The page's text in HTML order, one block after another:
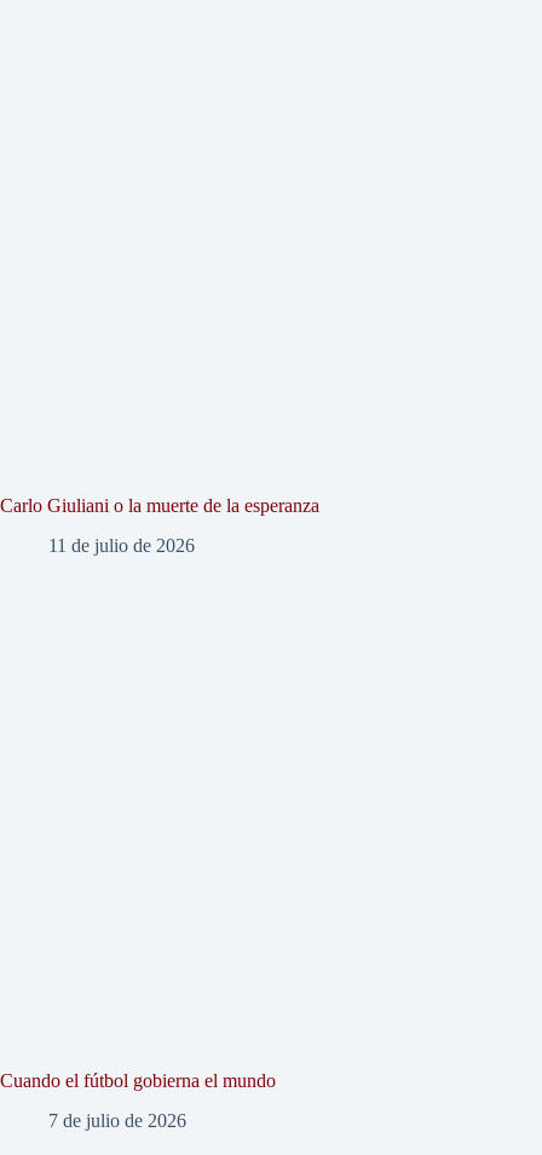
Carlo Giuliani o la muerte de la esperanza
11 de julio de 2026
Cuando el fútbol gobierna el mundo
7 de julio de 2026